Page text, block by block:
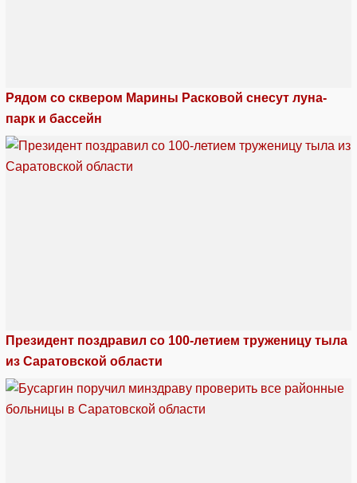
Рядом со сквером Марины Расковой снесут луна-
парк и бассейн
Президент поздравил со 100-летием труженицу тыла
из Саратовской области